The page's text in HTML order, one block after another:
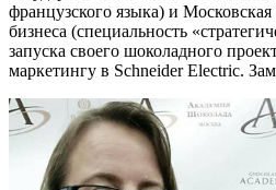
французского языка) и
бизнеса (специальность
запуска своего шоколадного
маркетингу в Schneider Electric.